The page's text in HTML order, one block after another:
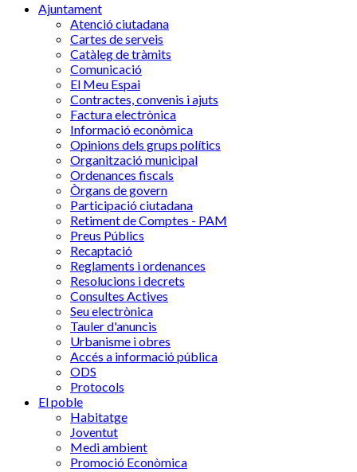
Ajuntament
Atenció ciutadana
Cartes de serveis
Catàleg de tràmits
Comunicació
El Meu Espai
Contractes, convenis i ajuts
Factura electrònica
Informació econòmica
Opinions dels grups polítics
Organització municipal
Ordenances fiscals
Òrgans de govern
Participació ciutadana
Retiment de Comptes - PAM
Preus Públics
Recaptació
Reglaments i ordenances
Resolucions i decrets
Consultes Actives
Seu electrònica
Tauler d'anuncis
Urbanisme i obres
Accés a informació pública
ODS
Protocols
El poble
Habitatge
Joventut
Medi ambient
Promoció Econòmica